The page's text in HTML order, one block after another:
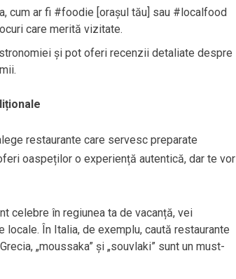
cum ar fi #foodie [orașul tău] sau #localfood
care merită vizitate.
și pot oferi recenzii detaliate despre
restaurante care servesc preparate
oaspeților o experiență autentică, dar te vor
celebre în regiunea ta de vacanță, vei
În Italia, de exemplu, caută restaurante
„moussaka” și „souvlaki” sunt un must-